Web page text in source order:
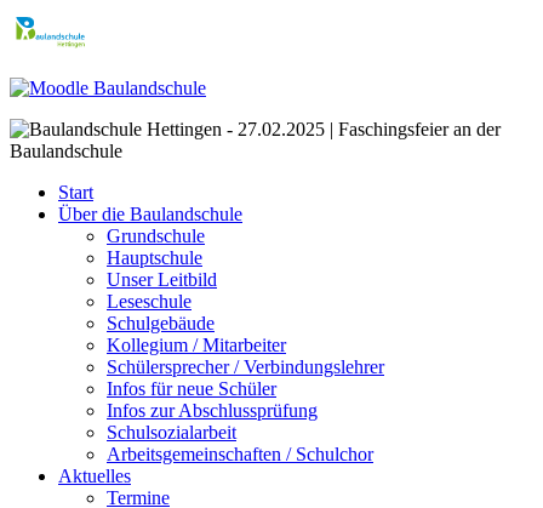
Start
Über die Baulandschule
Grundschule
Hauptschule
Unser Leitbild
Leseschule
Schulgebäude
Kollegium / Mitarbeiter
Schülersprecher / Verbindungslehrer
Infos für neue Schüler
Infos zur Abschlussprüfung
Schulsozialarbeit
Arbeitsgemeinschaften / Schulchor
Aktuelles
Termine